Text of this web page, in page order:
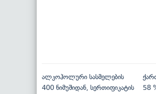
ალკოჰოლური სასმელების
400 ნიმუშიდან, სერთიფიკატის
58